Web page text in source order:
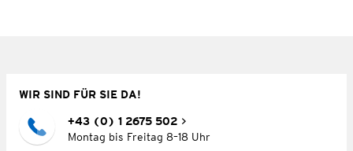
WIR SIND FÜR SIE DA!
+43 (0) 1 2675 502
Montag bis Freitag 8–18 Uhr